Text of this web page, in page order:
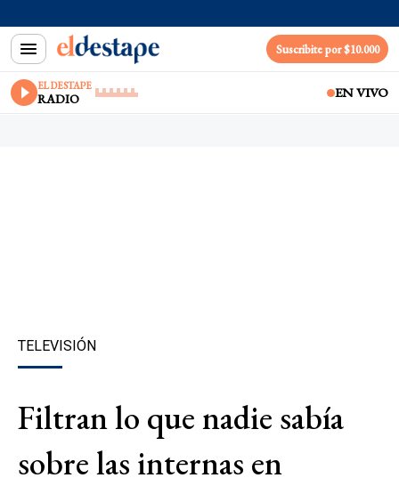
Suscribite por $10.000
EL DESTAPE
RADIO EN VIVO
TELEVISIÓN
Filtran lo que nadie sabía
sobre las internas en